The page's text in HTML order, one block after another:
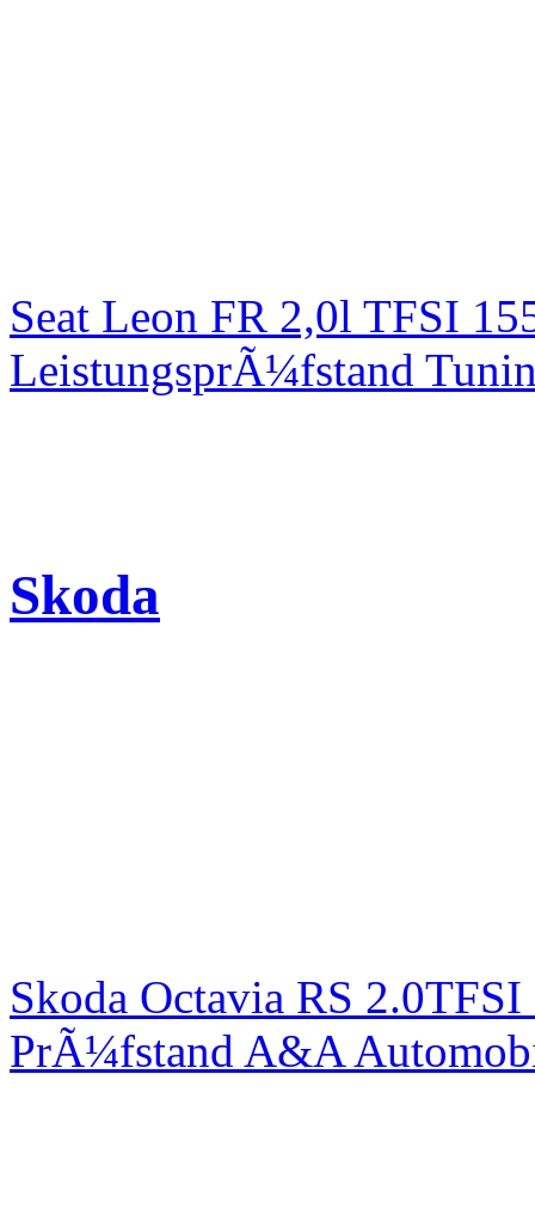
Seat Leon FR 2,0l TFSI
LeistungsprÃ¼fstand
Skoda
Skoda Octavia RS
PrÃ¼fstand A&A